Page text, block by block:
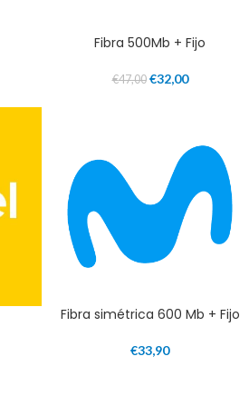
Fibra 500Mb + Fijo
€47,00 €32,00
Fibra simétrica 600 Mb + Fijo
€33,90